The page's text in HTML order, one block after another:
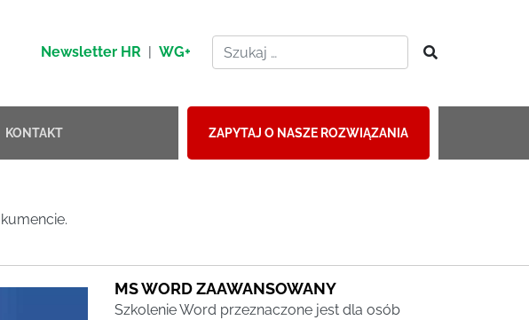
Newsletter HR | WG+
KONTAKT ZAPYTAJ O NASZE ROZWIĄZANIA
MS WORD ZAAWANSOWANY
Szkolenie Word przeznaczone jest dla osób